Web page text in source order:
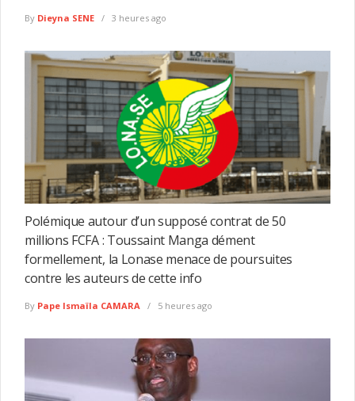
By Dieyna SENE 3 heures ago
Polémique autour d’un supposé contrat de 50
millions FCFA : Toussaint Manga dément
formellement, la Lonase menace de poursuites
contre les auteurs de cette info
By Pape Ismaïla CAMARA 5 heures ago